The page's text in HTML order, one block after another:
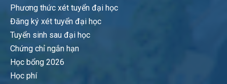
Phương thức xét tuyển đại học
Đăng ký xét tuyển đại học
Tuyển sinh sau đại học
Chứng chỉ ngắn hạn
Học bổng 2026
Học phí